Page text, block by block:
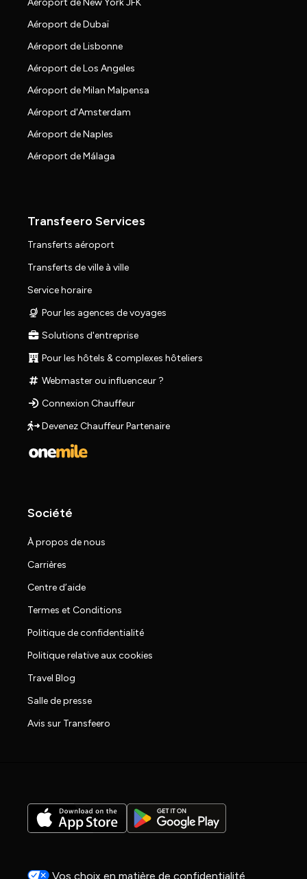
Aéroport de New York JFK
Aéroport de Dubaï
Aéroport de Lisbonne
Aéroport de Los Angeles
Aéroport de Milan Malpensa
Aéroport d'Amsterdam
Aéroport de Naples
Aéroport de Málaga
Transfeero Services
Transferts aéroport
Transferts de ville à ville
Service horaire
Pour les agences de voyages
Solutions d'entreprise
Pour les hôtels & complexes hôteliers
Webmaster ou influenceur ?
Connexion Chauffeur
Devenez Chauffeur Partenaire
Société
À propos de nous
Carrières
Centre d’aide
Termes et Conditions
Politique de confidentialité
Politique relative aux cookies
Travel Blog
Salle de presse
Avis sur Transfeero
Vos choix en matière de confidentialité